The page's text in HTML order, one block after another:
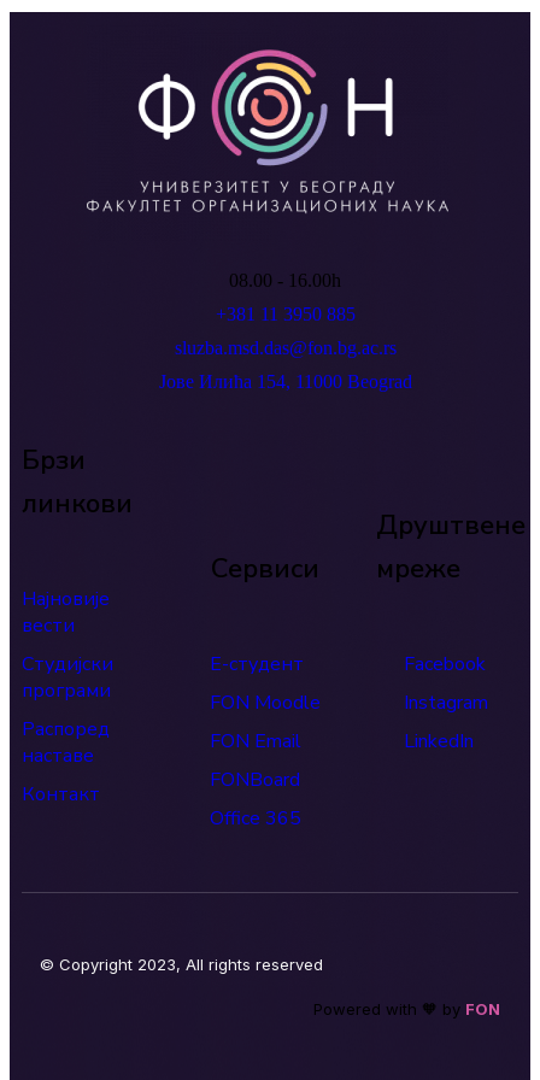
08.00 - 16.00h
+381 11 3950 885
sluzba.msd.das@fon.bg.ac.rs
Јове Илића 154, 11000 Beograd
Брзи
линкови
Најновије
вести
Студијски
програми
Распоред
наставе
Контакт
Сервиси
Е-студент
FON Moodle
FON Email
FONBoard
Office 365
Друштвене
мреже
Facebook
Instagram
LinkedIn
© Copyright 2023, All rights reserved
Powered with 🧡 by FON